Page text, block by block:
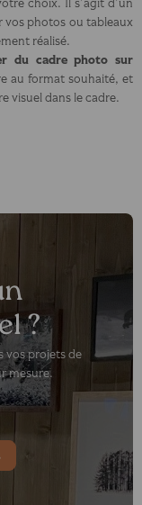
vos photos ou tableaux
réalisé.
du cadre photo sur
au format souhaité, et
visuel dans le cadre.
?
vos projets de
mesure.